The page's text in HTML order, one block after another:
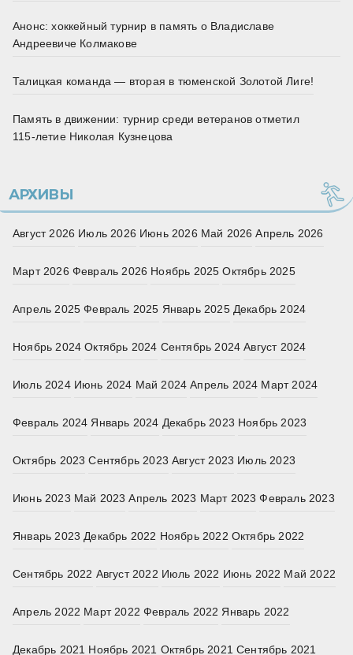
Анонс: хоккейный турнир в память о Владиславе
Андреевиче Колмакове
Талицкая команда — вторая в тюменской Золотой Лиге!
Память в движении: турнир среди ветеранов отметил
115‑летие Николая Кузнецова
АРХИВЫ
Август 2026 Июль 2026 Июнь 2026 Май 2026 Апрель 2026
Март 2026 Февраль 2026 Ноябрь 2025 Октябрь 2025
Апрель 2025 Февраль 2025 Январь 2025 Декабрь 2024
Ноябрь 2024 Октябрь 2024 Сентябрь 2024 Август 2024
Июль 2024 Июнь 2024 Май 2024 Апрель 2024 Март 2024
Февраль 2024 Январь 2024 Декабрь 2023 Ноябрь 2023
Октябрь 2023 Сентябрь 2023 Август 2023 Июль 2023
Июнь 2023 Май 2023 Апрель 2023 Март 2023 Февраль 2023
Январь 2023 Декабрь 2022 Ноябрь 2022 Октябрь 2022
Сентябрь 2022 Август 2022 Июль 2022 Июнь 2022 Май 2022
Апрель 2022 Март 2022 Февраль 2022 Январь 2022
Декабрь 2021 Ноябрь 2021 Октябрь 2021 Сентябрь 2021